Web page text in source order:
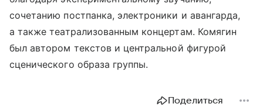
сочетанию постпанка, электроники и авангарда,
а также театрализованным концертам. Комягин
был автором текстов и центральной фигурой
сценического образа группы.
Поделиться